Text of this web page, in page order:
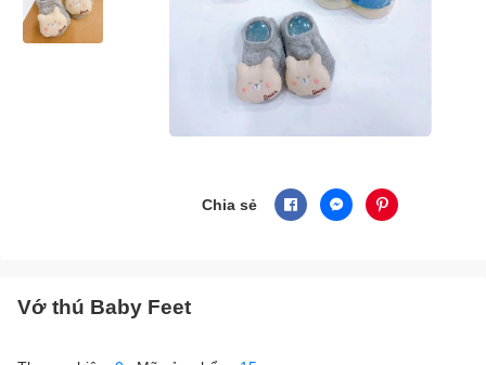
Chia sẻ
Vớ thú Baby Feet